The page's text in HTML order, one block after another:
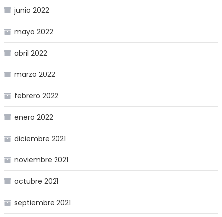
junio 2022
mayo 2022
abril 2022
marzo 2022
febrero 2022
enero 2022
diciembre 2021
noviembre 2021
octubre 2021
septiembre 2021